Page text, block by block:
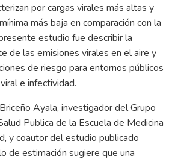
por cargas virales más altas y
más baja en comparación con la
estudio fue describir la
de las emisiones virales en el aire y
de riesgo para entornos públicos
e infectividad.
Ayala, investigador del Grupo
Publica de la Escuela de Medicina
y coautor del estudio publicado
de estimación sugiere que una